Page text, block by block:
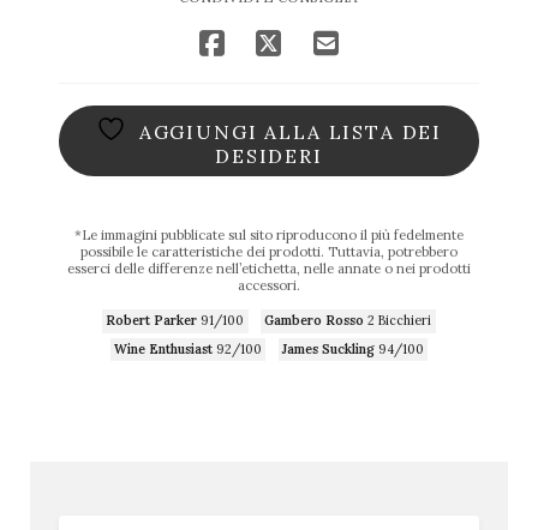
AGGIUNGI ALLA LISTA DEI
DESIDERI
*Le immagini pubblicate sul sito riproducono il più fedelmente
possibile le caratteristiche dei prodotti. Tuttavia, potrebbero
esserci delle differenze nell’etichetta, nelle annate o nei prodotti
accessori.
Robert Parker 91/100 Gambero Rosso 2 Bicchieri
Wine Enthusiast92/100 James Suckling94/100